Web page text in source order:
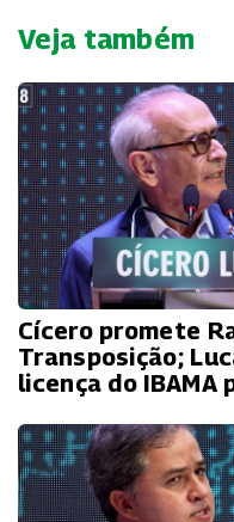
Veja também
Cícero promete
Transposição;
licença do IBAMA